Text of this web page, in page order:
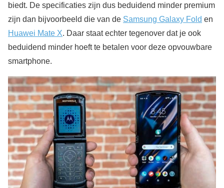
biedt. De specificaties zijn dus beduidend minder premium
zijn dan bijvoorbeeld die van de Samsung Galaxy Fold en
Huawei Mate X. Daar staat echter tegenover dat je ook
beduidend minder hoeft te betalen voor deze opvouwbare
smartphone.